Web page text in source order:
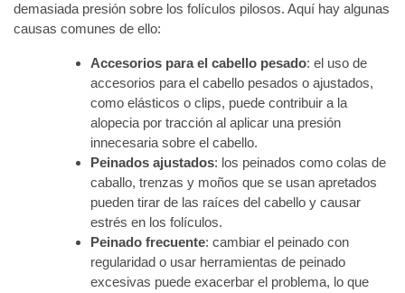
demasiada presión sobre los folículos pilosos. Aquí hay algunas
causas comunes de ello:
Accesorios para el cabello pesado: el uso de
accesorios para el cabello pesados o ajustados,
como elásticos o clips, puede contribuir a la
alopecia por tracción al aplicar una presión
innecesaria sobre el cabello.
Peinados ajustados: los peinados como colas de
caballo, trenzas y moños que se usan apretados
pueden tirar de las raíces del cabello y causar
estrés en los folículos.
Peinado frecuente: cambiar el peinado con
regularidad o usar herramientas de peinado
excesivas puede exacerbar el problema, lo que